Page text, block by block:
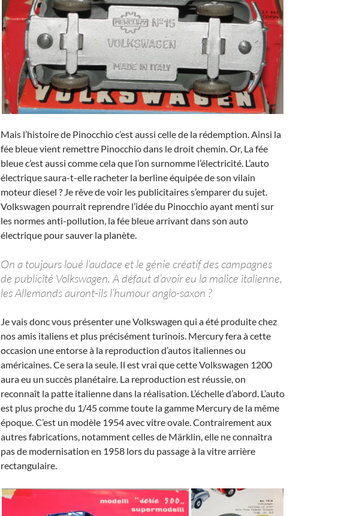
Mais l’histoire de Pinocchio c’est aussi celle de la rédemption. Ainsi la
fée bleue vient remettre Pinocchio dans le droit chemin. Or, La fée
bleue c’est aussi comme cela que l’on surnomme l’électricité. L’auto
électrique saura-t-elle racheter la berline équipée de son vilain
moteur diesel ? Je rêve de voir les publicitaires s’emparer du sujet.
Volkswagen pourrait reprendre l’idée du Pinocchio ayant menti sur
les normes anti-pollution, la fée bleue arrivant dans son auto
électrique pour sauver la planète.
On a toujours loué l’audace et le génie créatif des campagnes
de publicité Volkswagen. A défaut d’avoir eu la malice italienne,
les Allemands auront-ils l’humour anglo-saxon ?
Je vais donc vous présenter une Volkswagen qui a été produite chez
nos amis italiens et plus précisément turinois. Mercury fera à cette
occasion une entorse à la reproduction d’autos italiennes ou
américaines. Ce sera la seule. Il est vrai que cette Volkswagen 1200
aura eu un succès planétaire. La reproduction est réussie, on
reconnaît la patte italienne dans la réalisation. L’échelle d’abord. L’auto
est plus proche du 1/45 comme toute la gamme Mercury de la même
époque. C’est un modèle 1954 avec vitre ovale. Contrairement aux
autres fabrications, notamment celles de Märklin, elle ne connaitra
pas de modernisation en 1958 lors du passage à la vitre arrière
rectangulaire.